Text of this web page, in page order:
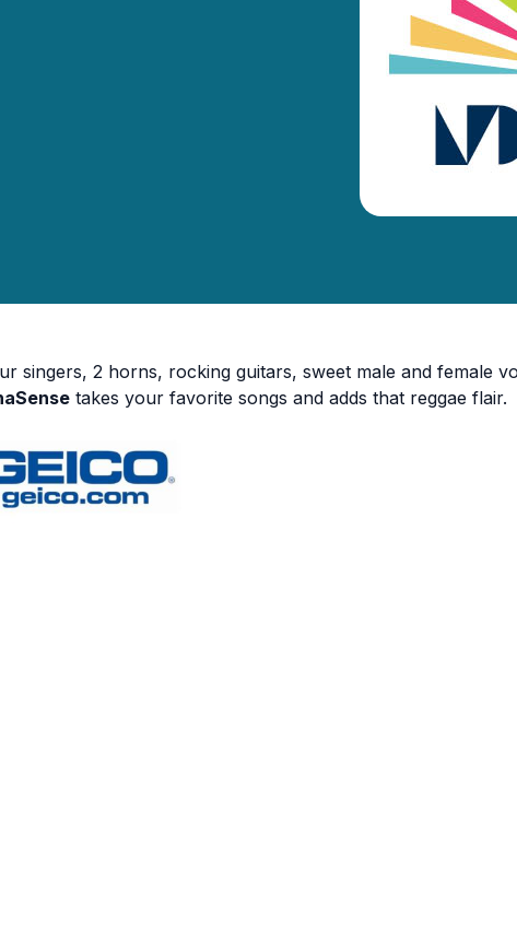
singers, 2 horns, rocking guitars, sweet male and female
takes your favorite songs and adds that reggae flair.